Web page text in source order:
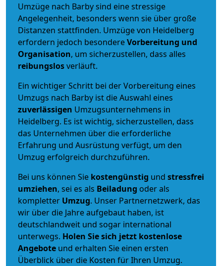
Umzüge nach Barby sind eine stressige
Angelegenheit, besonders wenn sie über große
Distanzen stattfinden. Umzüge von Heidelberg
erfordern jedoch besondereVorbereitung und
Organisation, um sicherzustellen, dass alles
reibungslosverläuft.
Ein wichtiger Schritt bei der Vorbereitung eines
Umzugs nach Barby ist die Auswahl eines
zuverlässigen Umzugsunternehmens in
Heidelberg. Es ist wichtig, sicherzustellen, dass
das Unternehmen über die erforderliche
Erfahrung und Ausrüstung verfügt, um den
Umzug erfolgreich durchzuführen.
Bei uns können Sie kostengünstig und stressfrei
umziehen, sei es als Beiladung oder als
kompletter Umzug. Unser Partnernetzwerk, das
wir über die Jahre aufgebaut haben, ist
deutschlandweit und sogar international
unterwegs. Holen Sie sich jetzt kostenlose
Angebote und erhalten Sie einen ersten
Überblick über die Kosten für Ihren Umzug.